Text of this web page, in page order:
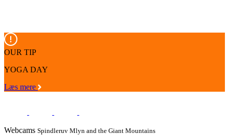
OUR TIP
YOGA DAY
Læs mere
Webcams Spindleruv Mlyn and the Giant Mountains